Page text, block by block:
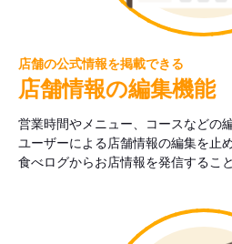
店舗の公式情報を掲載できる
店舗情報の編集機能
営業時間やメニュー、コースなどの
ユーザーによる店舗情報の編集を止
食べログからお店情報を発信するこ